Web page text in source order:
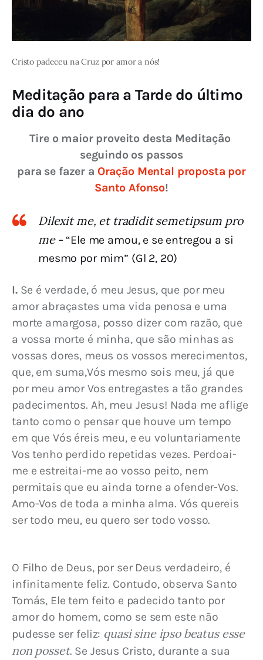
Cristo padeceu na Cruz por amor a nós!
Meditação para a Tarde do último
dia do ano
Tire o maior proveito desta Meditação
seguindo os passos
para se fazer a Oração Mental proposta por
Santo Afonso!
Dilexit me, et tradidit semetipsum pro
me– “Ele me amou, e se entregou a si
mesmo por mim” (Gl 2, 20)
I. Se é verdade, ó meu Jesus, que por meu
amor abraçastes uma vida penosa e uma
morte amargosa, posso dizer com razão, que
a vossa morte é minha, que são minhas as
vossas dores, meus os vossos merecimentos,
que, em suma,Vós mesmo sois meu, já que
por meu amor Vos entregastes a tão grandes
padecimentos. Ah, meu Jesus! Nada me aflige
tanto como o pensar que houve um tempo
em que Vós éreis meu, e eu voluntariamente
Vos tenho perdido repetidas vezes. Perdoai-
me e estreitai-me ao vosso peito, nem
permitais que eu ainda torne a ofender-Vos.
Amo-Vos de toda a minha alma. Vós quereis
ser todo meu, eu quero ser todo vosso.
O Filho de Deus, por ser Deus verdadeiro, é
infinitamente feliz. Contudo, observa Santo
Tomás, Ele tem feito e padecido tanto por
amor do homem, como se sem este não
pudesse ser feliz: quasi sine ipso beatus esse
non posset. Se Jesus Cristo, durante a sua